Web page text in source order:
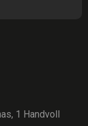
1 Handvoll